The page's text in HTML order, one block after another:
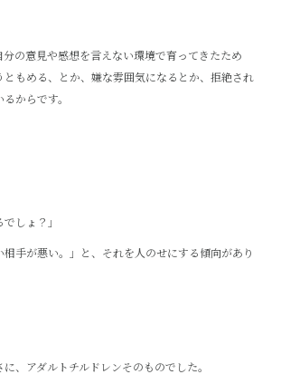
の意見や感想を言えない環境で育ってきたため
ともめる、とか、嫌な雰囲気になるとか、拒絶され
からです。
しょ？」
相手が悪い。」と、それを人のせにする傾向があり
、アダルトチルドレンそのものでした。